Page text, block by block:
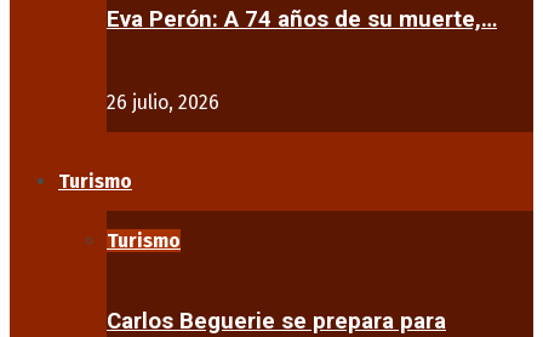
Eva Perón: A 74 años de su muerte,…
26 julio, 2026
Turismo
Turismo
Carlos Beguerie se prepara para